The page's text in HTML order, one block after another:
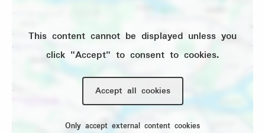
This content cannot be displayed unless you
click "Accept" to consent to cookies.
Accept all cookies
Only accept external content cookies